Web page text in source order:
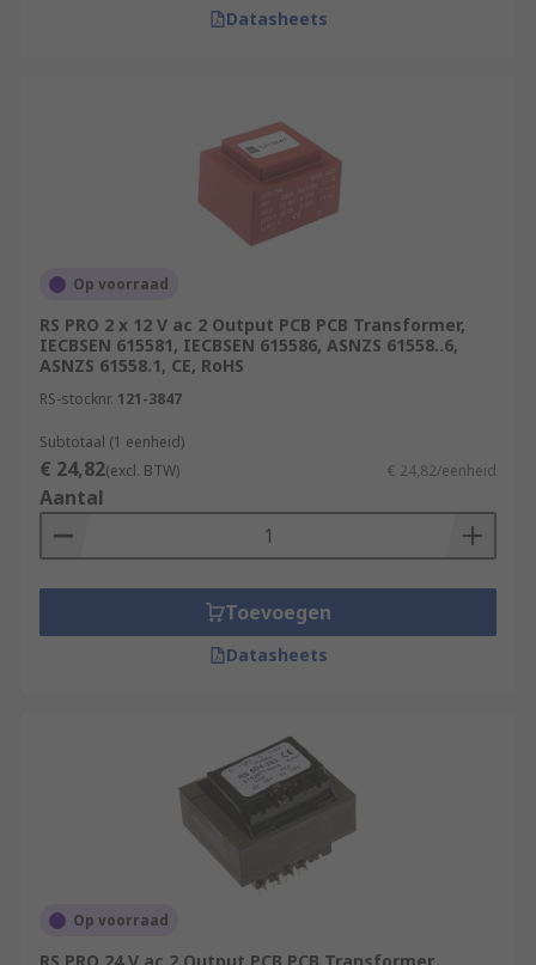
Datasheets
Op voorraad
RS PRO 2 x 12 V ac 2 Output PCB PCB Transformer,
IECBSEN 615581, IECBSEN 615586, ASNZS 61558..6,
ASNZS 61558.1, CE, RoHS
RS-stocknr. 121-3847
Subtotaal (1 eenheid)
€ 24,82(excl. BTW) € 24,82/eenheid
Aantal
Toevoegen
Datasheets
Op voorraad